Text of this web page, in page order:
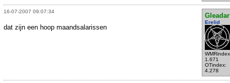
16-07-2007 09:07:34
Gleadar
Erelid
1.671
OTindex:
4.278
dat zijn een hoop maandsalarissen